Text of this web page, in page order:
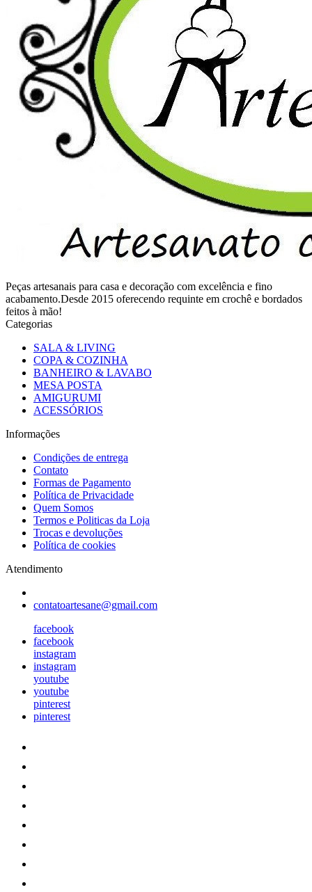
Peças artesanais para casa e decoração com excelência e fino
acabamento.Desde 2015 oferecendo requinte em crochê e bordados
feitos à mão!
Categorias
SALA & LIVING
COPA & COZINHA
BANHEIRO & LAVABO
MESA POSTA
AMIGURUMI
ACESSÓRIOS
Informações
Condições de entrega
Contato
Formas de Pagamento
Política de Privacidade
Quem Somos
Termos e Politicas da Loja
Trocas e devoluções
Política de cookies
Atendimento
contatoartesane@gmail.com
facebook
facebook
instagram
instagram
youtube
youtube
pinterest
pinterest